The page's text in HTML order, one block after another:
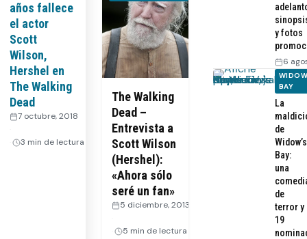
Recomendaciones
Videos
Webisodios
años fallece
el actor
Scott
Wilson,
Hershel en
The Walking
Dead
7 octubre, 2018
3 min de lectura
The Walking
Dead –
Entrevista a
Scott Wilson
(Hershel):
«Ahora sólo
seré un fan»
5 diciembre, 2013
5 min de lectura
y fotos
6
BAY
La
de
Widow’s
Bay:
una
de
terror y
19